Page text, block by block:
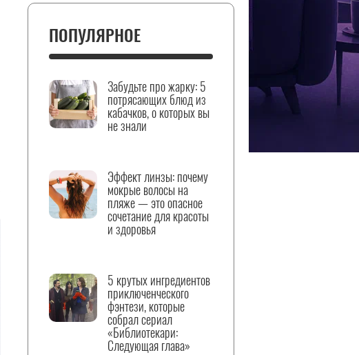
ПОПУЛЯРНОЕ
Забудьте про жарку: 5
потрясающих блюд из
кабачков, о которых вы
не знали
Эффект линзы: почему
мокрые волосы на
пляже — это опасное
сочетание для красоты
и здоровья
5 крутых ингредиентов
приключенческого
фэнтези, которые
собрал сериал
«Библиотекари:
Следующая глава»